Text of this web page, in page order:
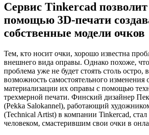
Сервис Tinkercad
помощью 3D-печати
собственные модели очков
Тем, кто носит очки, хорошо известна
внешнего вида оправы. Однако похоже, что
проблема уже не будет стоять столь остро,
возможность самостоятельного изменения
материализации их оправы с помощью
трехмерной печати. Финский дизайнер
(Pekka Salokannel), работающий
(Technical Artist) в компании Tinkercad,
человеком, смастерившим свои очки в